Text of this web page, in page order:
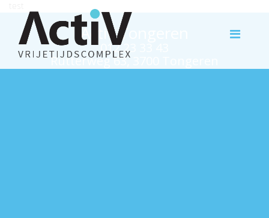
Activ Tongeren
012 23 33 43
Rutterweg 63, 3700 Tongeren